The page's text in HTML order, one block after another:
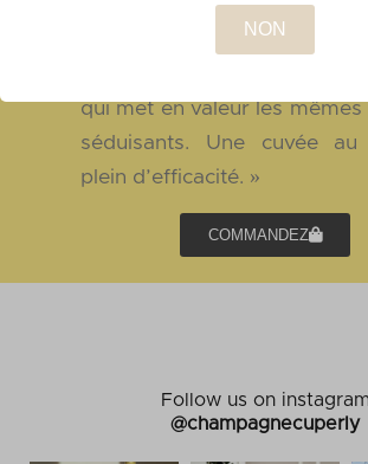
blancs mûrs avec en arrière-
touche de biscuit. En
qui met en valeur les
séduisants. Une cuvée au
plein d’efficacité. »
COMMANDEZ
Follow us on instagram
@champagnecuperly